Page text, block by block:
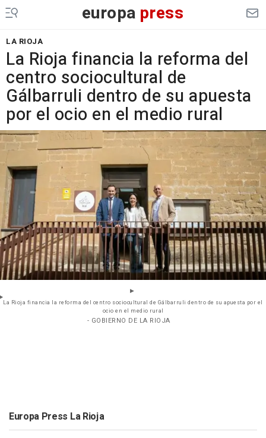
europa press
LA RIOJA
La Rioja financia la reforma del
centro sociocultural de
Gálbarruli dentro de su apuesta
por el ocio en el medio rural
La Rioja financia la reforma del centro sociocultural de Gálbarruli dentro de su apuesta por el
ocio en el medio rural
- GOBIERNO DE LA RIOJA
Europa Press La Rioja